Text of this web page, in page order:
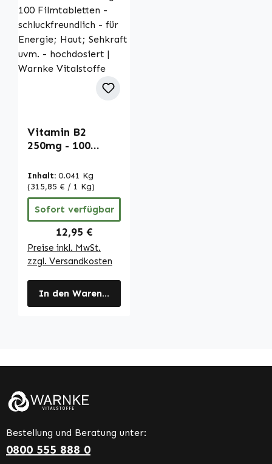
Vitamin B2
250mg - 100
schluckfreundlich
- für Energie;
Haut; Sehkraft
uvm. -
hochdosiert |
Warnke
Vitalstoffe
Inhalt: 0.041 Kg
(315,85 € / 1 Kg)
Sofort verfügbar
Regulärer Preis:
12,95 €
Preise inkl. MwSt.
zzgl. Versandkosten
In den Warenkorb
Bestellung und Beratung unter:
0800 555 888 0